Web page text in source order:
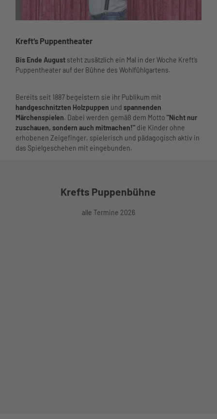
Büsum Kreft Puppentheather
Kreft‘s Puppentheater
Bis Ende August steht zusätzlich ein Mal in der Woche Kreft‘s
Puppentheater auf der Bühne des Wohlfühlgartens.
Bereits seit 1887 begeistern sie ihr Publikum mit
handgeschnitzten Holzpuppen und spannenden
Märchenspielen. Dabei werden gemäß dem Motto "Nicht nur
zuschauen, sondern auch mitmachen!" die Kinder ohne
erhobenen Zeigefinger, spielerisch und pädagogisch aktiv in
das Spielgeschehen mit eingebunden.
Krefts Puppenbühne
alle Termine 2026